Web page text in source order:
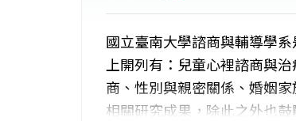
國立臺南大學諮商與輔導學
上開列有：兒童心裡諮商與
商、性別與親密關係、婚姻
相關研究成果，除此之外也